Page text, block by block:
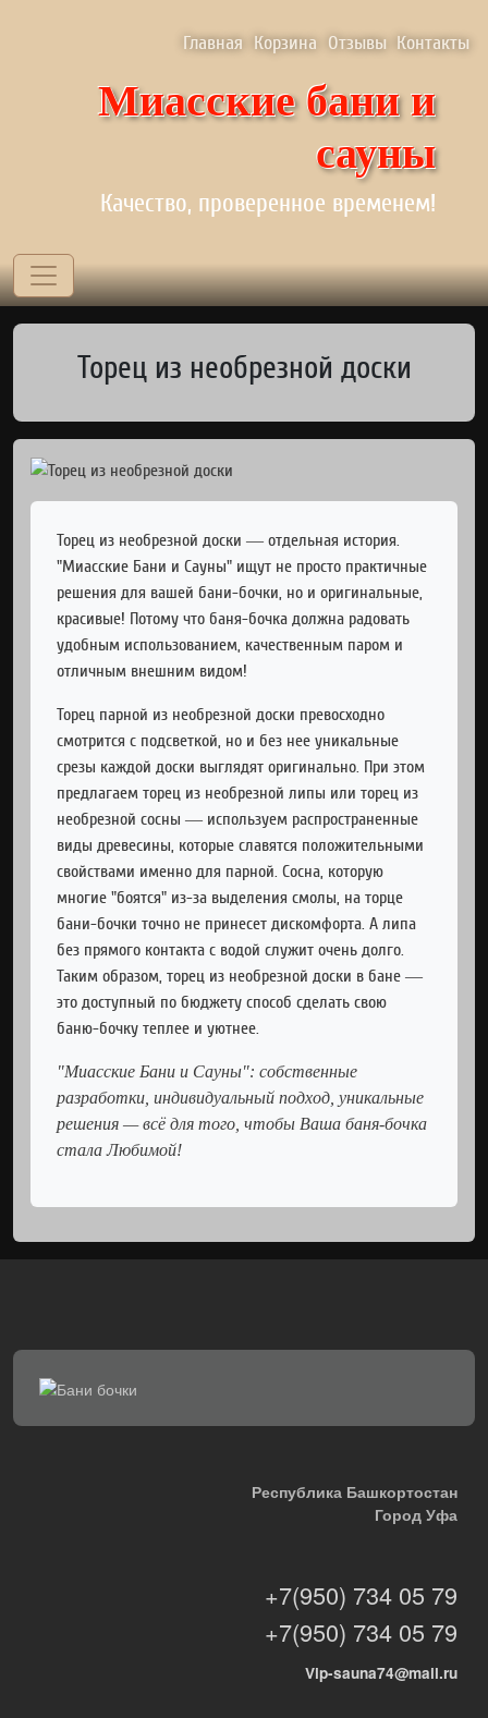
Верхнее менюГлавная Корзина Отзывы Контакты
Миасские бани и
сауны
Качество, проверенное временем!
Торец из необрезной доски
Торец из необрезной доски — отдельная история.
"Миасские Бани и Сауны" ищут не просто практичные
решения для вашей бани-бочки, но и оригинальные,
красивые! Потому что баня-бочка должна радовать
удобным использованием, качественным паром и
отличным внешним видом!
Торец парной из необрезной доски превосходно
смотрится с подсветкой, но и без нее уникальные
срезы каждой доски выглядят оригинально. При этом
предлагаем торец из необрезной липы или торец из
необрезной сосны — используем распространенные
виды древесины, которые славятся положительными
свойствами именно для парной. Сосна, которую
многие "боятся" из-за выделения смолы, на торце
бани-бочки точно не принесет дискомфорта. А липа
без прямого контакта с водой служит очень долго.
Таким образом, торец из необрезной доски в бане —
это доступный по бюджету способ сделать свою
баню-бочку теплее и уютнее.
"Миасские Бани и Сауны": собственные
разработки, индивидуальный подход, уникальные
решения — всё для того, чтобы Ваша баня-бочка
стала Любимой!
Республика Башкортостан
Город Уфа
+7(950) 734 05 79
+7(950) 734 05 79
Vip-sauna74@mail.ru